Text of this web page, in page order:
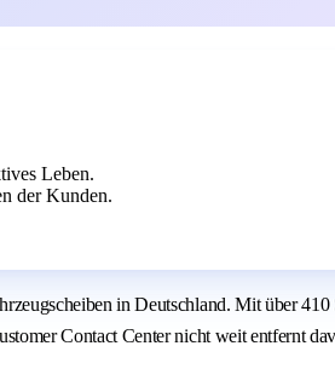
Leben.
der Kunden.
in Deutschland. Mit über
Contact Center nicht weit entfernt